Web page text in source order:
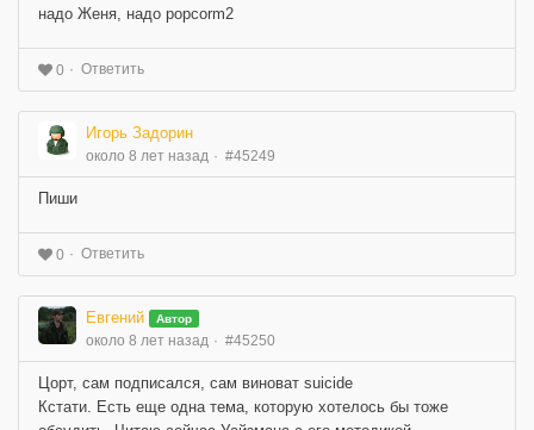
надо Женя, надо popcorm2
0 Ответить
Игорь Задорин
около 8 лет назад #45249
Пиши
0 Ответить
Евгений Автор
около 8 лет назад #45250
Цорт, сам подписался, сам виноват suicide
Кстати. Есть еще одна тема, которую хотелось бы тоже